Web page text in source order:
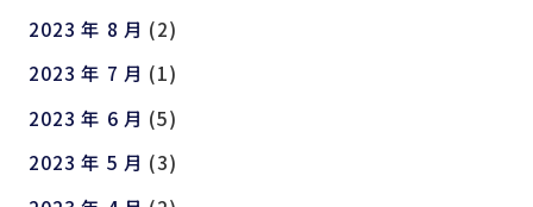
2023 年 8 月 (2)
2023 年 7 月 (1)
2023 年 6 月 (5)
2023 年 5 月 (3)